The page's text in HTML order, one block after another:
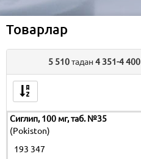
Товарлар
5 510тадан 4 351-4 400
Сиглип, 100 мг, таб. №35
(Pokiston)
193 347